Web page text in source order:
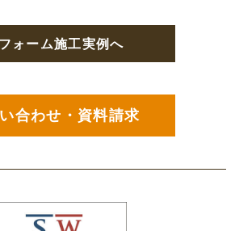
ォーム施工実例へ
合わせ・資料請求